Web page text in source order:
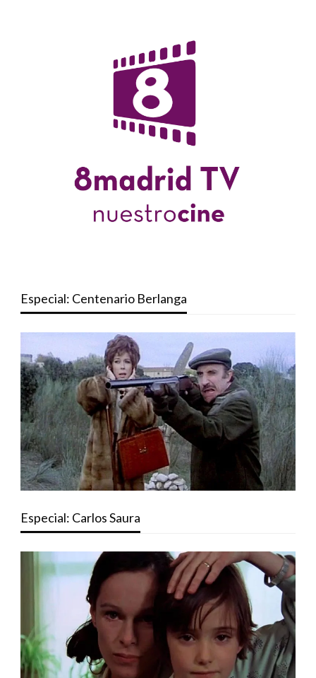
Especial: Centenario Berlanga
Especial: Carlos Saura